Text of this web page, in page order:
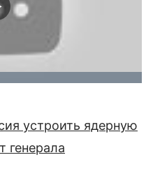
устроить ядерную
генерала